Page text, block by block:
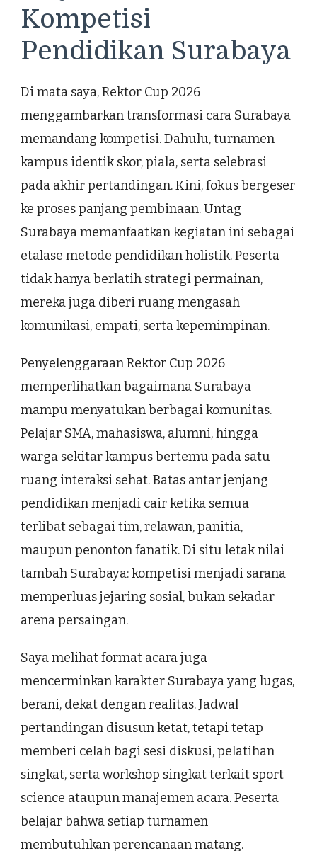
Kompetisi
Pendidikan Surabaya
Di mata saya, Rektor Cup 2026
menggambarkan transformasi cara Surabaya
memandang kompetisi. Dahulu, turnamen
kampus identik skor, piala, serta selebrasi
pada akhir pertandingan. Kini, fokus bergeser
ke proses panjang pembinaan. Untag
Surabaya memanfaatkan kegiatan ini sebagai
etalase metode pendidikan holistik. Peserta
tidak hanya berlatih strategi permainan,
mereka juga diberi ruang mengasah
komunikasi, empati, serta kepemimpinan.
Penyelenggaraan Rektor Cup 2026
memperlihatkan bagaimana Surabaya
mampu menyatukan berbagai komunitas.
Pelajar SMA, mahasiswa, alumni, hingga
warga sekitar kampus bertemu pada satu
ruang interaksi sehat. Batas antar jenjang
pendidikan menjadi cair ketika semua
terlibat sebagai tim, relawan, panitia,
maupun penonton fanatik. Di situ letak nilai
tambah Surabaya: kompetisi menjadi sarana
memperluas jejaring sosial, bukan sekadar
arena persaingan.
Saya melihat format acara juga
mencerminkan karakter Surabaya yang lugas,
berani, dekat dengan realitas. Jadwal
pertandingan disusun ketat, tetapi tetap
memberi celah bagi sesi diskusi, pelatihan
singkat, serta workshop singkat terkait sport
science ataupun manajemen acara. Peserta
belajar bahwa setiap turnamen
membutuhkan perencanaan matang.